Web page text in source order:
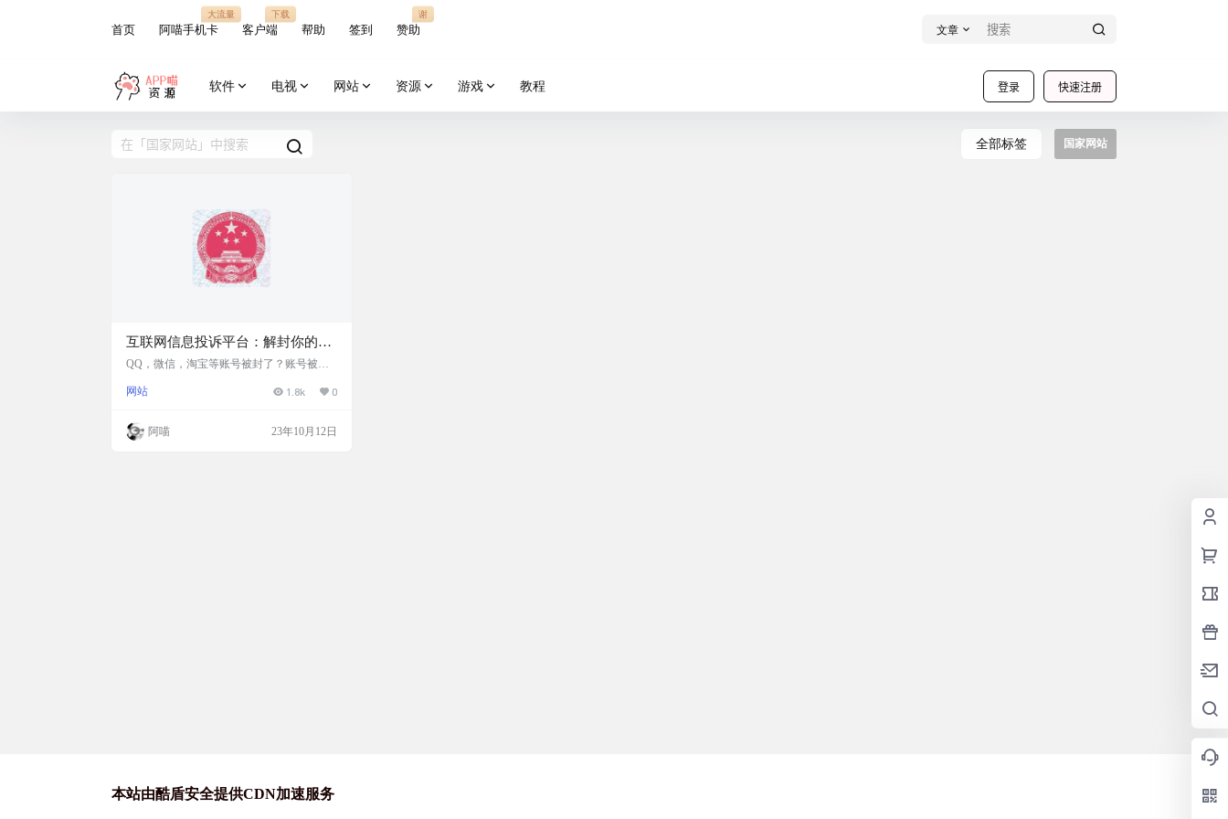
首页 阿喵手机卡
大流量
客户端
下载
帮助 签到 赞助
谢
文章
登录 快速注册
软件 电视 网站 资源 游戏 教程
全部标签 国家网站
互联网信息投诉平台：解封你的账
号，解决互联网平台相关问题
QQ，微信，淘宝等账号被封了？账号被永
题？其实这些问题是企业不作为，导致用户
务投诉平台 “互联网信息服务投诉平台”是在
工业和信息化部信息通信管理局指导下，由
网站 1.8k 0
阿喵 23年10月12日
本站由酷盾安全提供CDN加速服务